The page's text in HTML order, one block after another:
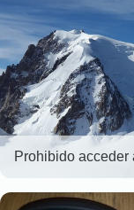
Prohibido acceder